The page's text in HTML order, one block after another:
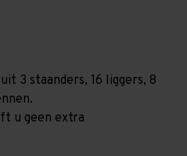
3 staanders, 16 liggers, 8
u geen extra